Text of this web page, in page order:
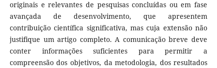
originais e relevantes de pesquisas concluídas ou em fase
avançada de desenvolvimento, que apresentem
contribuição científica significativa, mas cuja extensão não
justifique um artigo completo. A comunicação breve deve
conter informações suficientes para permitir a
compreensão dos objetivos, da metodologia, dos resultados